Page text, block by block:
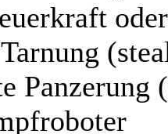
Panzerung